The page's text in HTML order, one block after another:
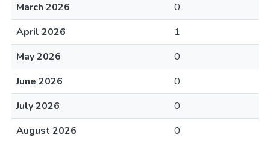
March 2026
0
April 2026
1
May 2026
0
June 2026
0
July 2026
0
August 2026
0